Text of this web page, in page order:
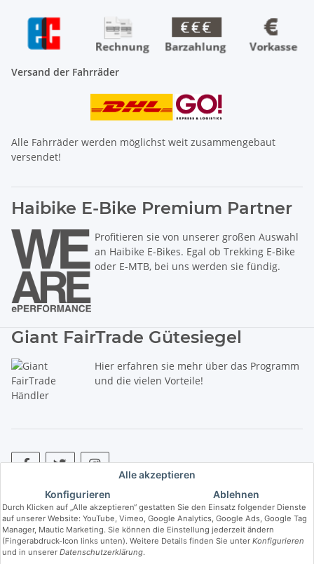
Alle akzeptieren
Konfigurieren
Ablehnen
Durch Klicken auf „Alle akzeptieren“ gestatten Sie den Einsatz folgender Dienste
auf unserer Website: YouTube, Vimeo, Google Analytics, Google Ads, Google Tag
Manager, Mautic Marketing. Sie können die Einstellung jederzeit ändern
(Fingerabdruck-Icon links unten). Weitere Details finden Sie unter Konfigurieren
und in unserer Datenschutzerklärung.
Versand der Fahrräder
Alle Fahrräder werden möglichst weit zusammengebaut
versendet!
Haibike E-Bike Premium Partner
Profitieren sie von unserer großen Auswahl
an Haibike E-Bikes. Egal ob Trekking E-Bike
oder E-MTB, bei uns werden sie fündig.
Giant FairTrade Gütesiegel
Hier erfahren sie mehr über das Programm
und die vielen Vorteile!
* Alle Preise inkl. gesetzlicher USt., zzgl.
. ** Hierbei handelt es
sich um die unverbindliche Preisempfehlung des Herstellers (kurz UVP).
© Copyright © 2017 bis 2025 bike-store de Vertriebs GmbH - Der Radladen
& E-Bike Speziallist aus Haßfurt. Wir führen die Brands Haibike, Cube,